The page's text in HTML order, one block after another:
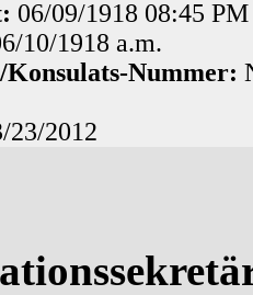
06/09/1918 08:45 PM
10/1918 a.m.
Konsulats-Nummer:
23/2012